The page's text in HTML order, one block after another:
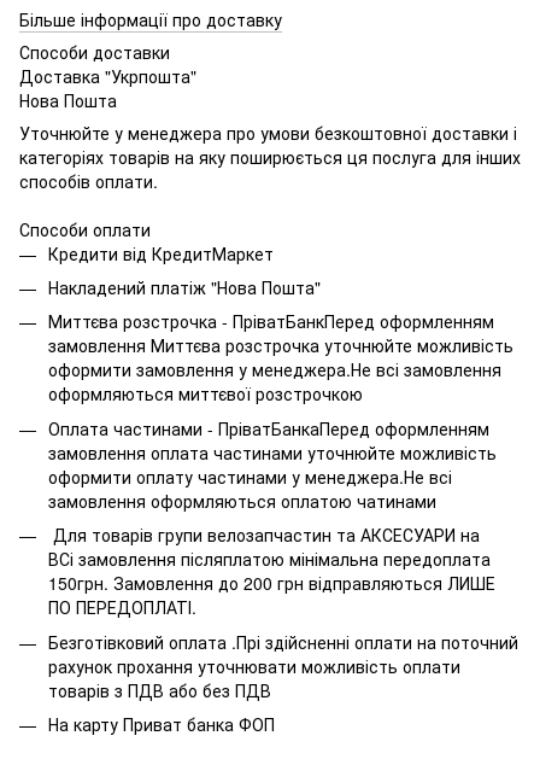
Більше інформації про доставку
Способи доставки
Доставка "Укрпошта"
Нова Пошта
Уточнюйте у менеджера про умови безкоштовної доставки і
категоріях товарів на яку поширюється ця послуга для інших
способів оплати.
Способи оплати
Кредити від КредитМаркет
Накладений платіж "Нова Пошта"
Миттєва розстрочка - ПріватБанкПеред оформленням
замовлення Миттєва розстрочка уточнюйте можливість
оформити замовлення у менеджера.Не всі замовлення
оформляються миттєвої розстрочкою
Оплата частинами - ПріватБанкаПеред оформленням
замовлення оплата частинами уточнюйте можливість
оформити оплату частинами у менеджера.Не всі
замовлення оформляються оплатою чатинами
Для товарів групи велозапчастин та АКСЕСУАРИ на
ВСі замовлення післяплатою мінімальна передоплата
150грн. Замовлення до 200 грн відправляються ЛИШЕ
ПО ПЕРЕДОПЛАТІ.
Безготівковий оплата .Прі здійсненні оплати на поточний
рахунок прохання уточнювати можливість оплати
товарів з ПДВ або без ПДВ
На карту Приват банка ФОП